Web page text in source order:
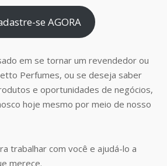
se AGORA
em se tornar um revendedor ou
Perfumes, ou se deseja saber
e oportunidades de negócios,
hoje mesmo por meio de nosso
trabalhar com você e ajudá-lo a
merece.